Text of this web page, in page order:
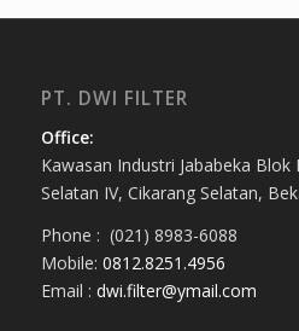
PT. DWI FILTER
Office:
Kawasan Industri Jababeka Blok
Selatan IV, Cikarang Selatan,
Phone : (021) 8983-6088
Mobile: 0812.8251.4956
Email : dwi.filter@ymail.com